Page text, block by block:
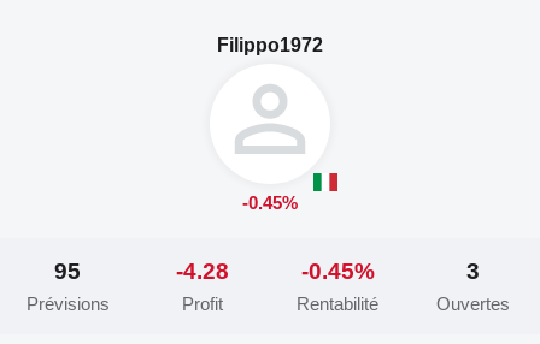
Filippo1972
-0.45%
95
Prévisions
-4.28
Profit
-0.45%
Rentabilité
3
Ouvertes